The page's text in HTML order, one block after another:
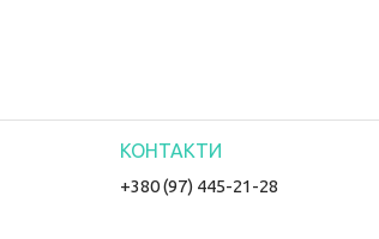
+380 (97) 445-21-28